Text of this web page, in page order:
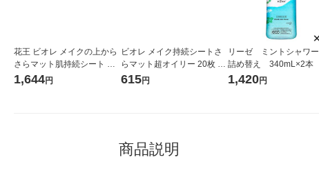
花王 ビオレ メイクの上から
さらマット肌持続シート 無
香料 30枚×3個
1,644円
ビオレ メイク持続シートさ
らマット超オイリー 20枚 花
王
615円
リーゼ ミントシャワ
詰め替え 340mL×2本
王
1,420円
商品説明